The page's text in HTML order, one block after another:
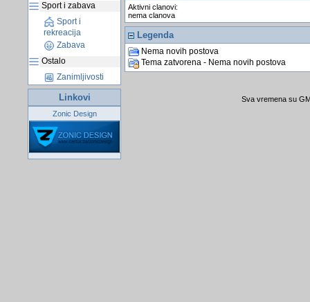
Sport i zabava
Sport i
rekreacija
Zabava
Ostalo
Zanimljivosti
Linkovi
Zonic Design
Aktivni clanovi:
nema clanova
Legenda
Nema novih postova
Tema zatvorena - Nema novih postova
Sva vremena su